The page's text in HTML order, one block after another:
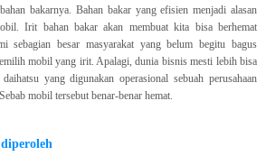
bakarnya. Bahan bakar yang efisien menjadi alasan
Irit bahan bakar akan membuat kita bisa berhemat
sebagian besar masyarakat yang belum begitu bagus
mobil yang irit. Apalagi, dunia bisnis mesti lebih bisa
yang digunakan operasional sebuah perusahaan
mobil tersebut benar-benar hemat.